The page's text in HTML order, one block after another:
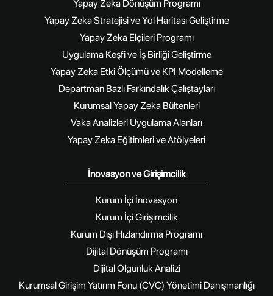
Yapay Zeka Dönüşüm Programı
Yapay Zeka Stratejisi ve Yol Haritası Geliştirme
Yapay Zeka Elçileri Programı
Uygulama Keşfi ve İş Birliği Geliştirme
Yapay Zeka Etki Ölçümü ve KPI Modelleme
Departman Bazlı Farkındalık Çalıştayları
Kurumsal Yapay Zeka Bültenleri
Vaka Analizleri Uygulama Alanları
Yapay Zeka Eğitimleri ve Atölyeleri
İnovasyon ve Girişimcilik
Kurum İçi İnovasyon
Kurum İçi Girişimcilik
Kurum Dışı Hızlandırma Programı
Dijital Dönüşüm Programı
Dijital Olgunluk Analizi
Kurumsal Girişim Yatırım Fonu (CVC) Yönetimi Danışmanlığı